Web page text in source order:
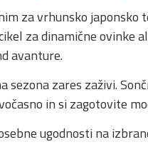
za vrhunsko
za dinamične ovinke
avanture.
sezona zares zaživi.
in si zagotovite
ugodnosti na